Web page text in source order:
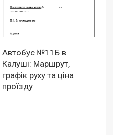
Автобус №11Б в
Калуші: Маршрут,
графік руху та ціна
проїзду